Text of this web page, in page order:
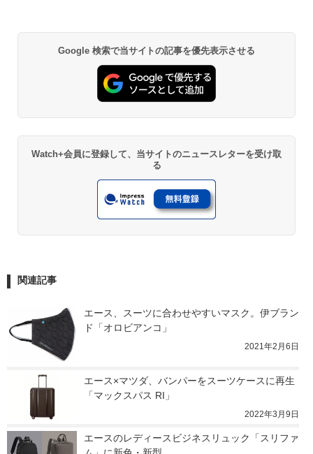
Google 検索で当サイトの記事を優先表示させる
Watch+会員に登録して、当サイトのニュースレターを受け取
る
関連記事
エース、スーツに合わせやすいマスク。伊ブラン
ド「オロビアンコ」
2021年2月6日
エース×マツダ、バンパーをスーツケースに再生
「マックスパス RI」
2022年3月9日
エースのレディースビジネスリュック「スリファ